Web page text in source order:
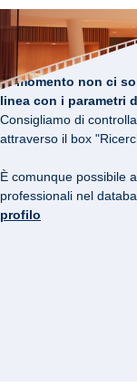
Al momento non ci
linea con i parametri
Consigliamo di
attraverso il box
È comunque possibile
professionali nel
profilo